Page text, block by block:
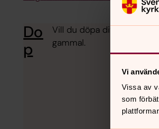
Vi
Vissa av
som
Do
p
Vill du döpa ditt barn?
gammal.